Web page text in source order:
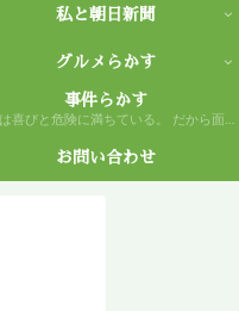
私と朝日新聞
グルメらかす
事件らかす
人生は喜びと危険に満ちている。 だから面白い。
お問い合わせ